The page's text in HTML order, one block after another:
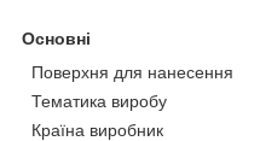
Основні
Поверхня для нанесення
Тематика виробу
Країна виробник